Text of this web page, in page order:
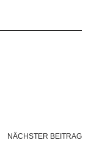
NÄCHSTER BEITRAG